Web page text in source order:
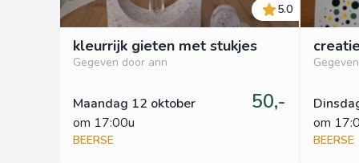
5.0
kleurrijk gieten met stukjes
Gegeven door ann
Maandag 12 oktober
om 17:00u
50,-
BEERSE
om
BEERSE